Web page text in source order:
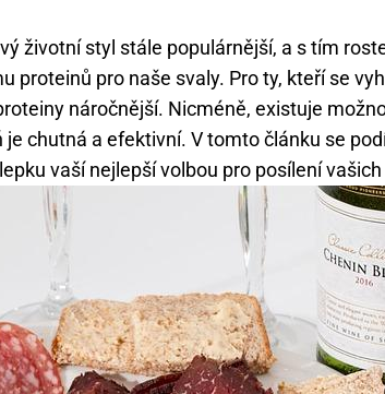
životní styl stále populárnější, a s tím
proteinů pro naše svaly. Pro ty, kteří se
náročnější. Nicméně, existuje
chutná a efektivní. V tomto článku se
vaší nejlepší volbou pro posílení